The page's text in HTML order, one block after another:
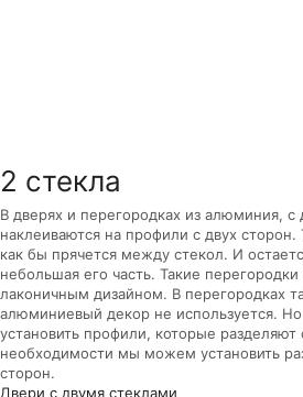
2 стекла
В дверях и перегородках из алюминия, с
наклеиваются на профили с двух
как бы прячется между стекол. И
небольшая его часть. Такие
лаконичным дизайном. В перегородках
алюминиевый декор не используется.
установить профили, которые
необходимости мы можем установить
сторон.
Двери с двумя стеклами